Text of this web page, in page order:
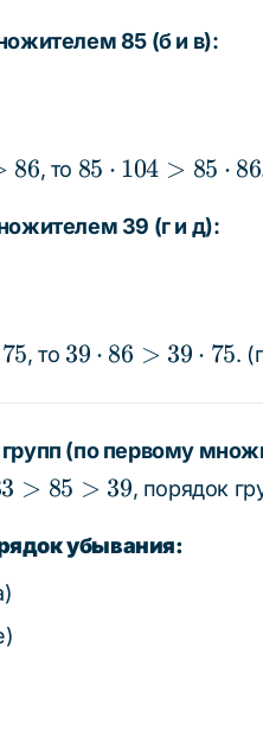
181
104
85 (б и в):
86, то 85
104
85 ⋅ 104 > 85 ⋅ 86
39 (г и д):
75, то 39
86 >
39
\cdot
75
39 ⋅ 86 > 39 ⋅ 75.
групп (по первому
> 85 > 39, порядок
убывания: